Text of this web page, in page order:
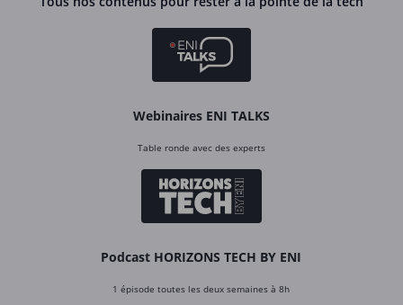
Webinaires ENI TALKS
Table ronde avec des experts
Podcast HORIZONS TECH BY ENI
1 épisode toutes les deux semaines à 8h